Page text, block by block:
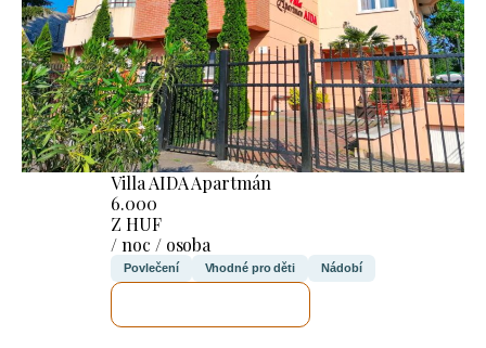
Villa AIDA Apartmán
6.000
Z HUF
/ noc / osoba
Povlečení Vhodné pro děti Nádobí